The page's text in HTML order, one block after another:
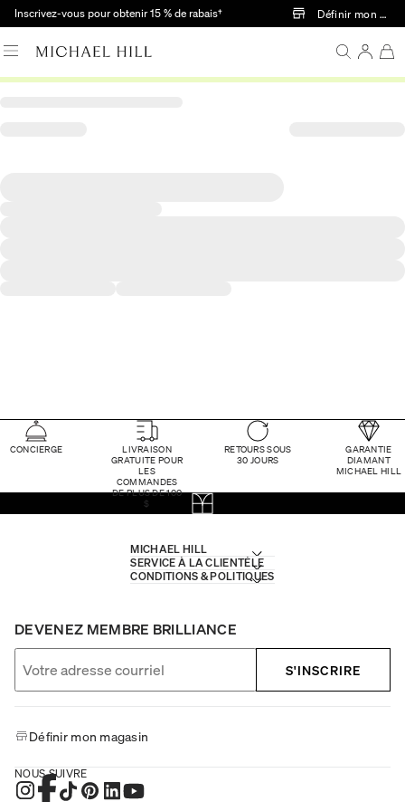
Passer au contenu principal
Inscrivez-vous pour obtenir 15 % de rabais† Définir mon
CONCIERGE
LIVRAISON
GRATUITE POUR
LES
COMMANDES
DE PLUS DE 100
$
RETOURS SOUS
30 JOURS
GARANTIE
DIAMANT
MICHAEL HILL
MICHAEL HILL
SERVICE À LA CLIENTÈLE
CONDITIONS & POLITIQUES
DEVENEZ MEMBRE BRILLIANCE
S'INSCRIRE
Définir mon magasin
NOUS SUIVRE